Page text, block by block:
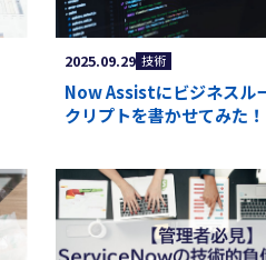
2025.09.29 技術
Now Assistにビジネスル
クリプトを書かせてみた！